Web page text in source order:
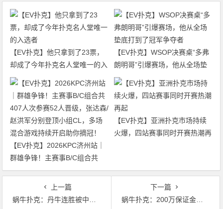
【EV扑克】他只拿到了23票，
却成了今年扑克名人堂唯一的入
选者
【EV扑克】WSOP决赛桌“多弗
朗明哥”引爆赛场，他从全场垫
底打到了冠军争夺者
【EV扑克】2026KPC济州站｜
群雄争锋！主赛事B/C组合共
407人次参赛52人晋级，张达森/
赵洪军分别登顶小组CL，多场
混合游戏持续开启助你摘冠！
【EV扑克】亚洲扑克市场持续
火爆，四站赛事同时开赛热潮再
上一篇
蜗牛扑克：丹牛连胜被中断 Moneymaker回顾扑克
下一篇
蜗牛扑克：200万保证金的WPT蒙特利尔赛区周日开赛